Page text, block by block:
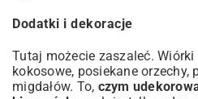
Dodatki i dekoracje
Tutaj możecie zaszaleć. Wiórki
kokosowe, posiekane orzechy,
migdałów. To, czym